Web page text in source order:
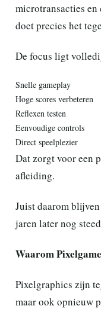
microtransacties en
doet precies het
De focus ligt
Snelle gameplay
Hoge scores verbeteren
Reflexen testen
Eenvoudige controls
Direct speelplezier
Dat zorgt voor een
afleiding.
Juist daarom
jaren later nog
Waarom
Pixelgraphics zijn
maar ook opnieuw